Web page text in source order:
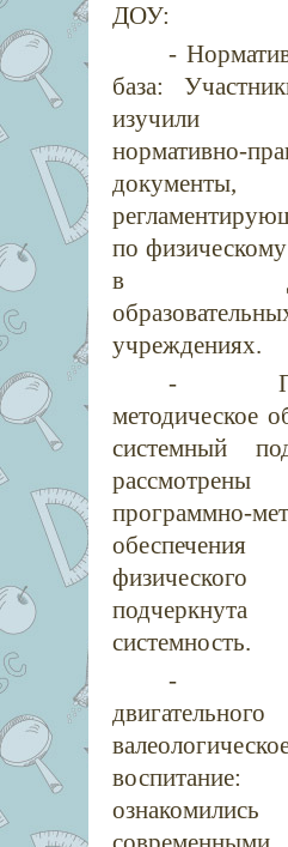
ДОУ:
-
база:
изучили
нормативно-
документы,
по
в
учреждениях.
-
методическое
системный
программно-
физического
системность.
-
воспитание: